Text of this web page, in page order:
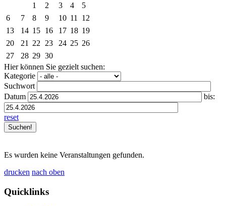
1
2 3 4
5
6
7 8 9 10 11
12
13
14 15 16 17 18 19
20
21 22 23 24 25 26
27
28 29 30
Hier können Sie gezielt suchen:
Kategorie
Suchwort
Datum
bis:
reset
Es wurden keine Veranstaltungen gefunden.
drucken nach oben
Quicklinks